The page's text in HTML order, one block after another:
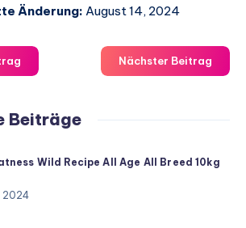
Änderung: August 14, 2024
Nächster Beitrag
Beiträge
Wild Recipe All Age All Breed 10kg
2024